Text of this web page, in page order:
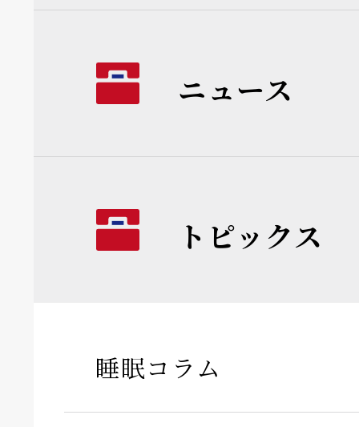
ニュース
トピックス
睡眠コラム